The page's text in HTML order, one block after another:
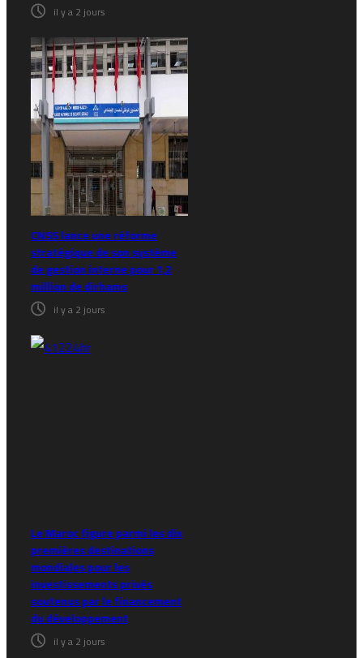
il y a 2 jours
CNSS lance une réforme
stratégique de son système
de gestion interne pour 1,2
million de dirhams
il y a 2 jours
Le Maroc figure parmi les dix
premières destinations
mondiales pour les
investissements privés
soutenus par le financement
du développement
il y a 2 jours